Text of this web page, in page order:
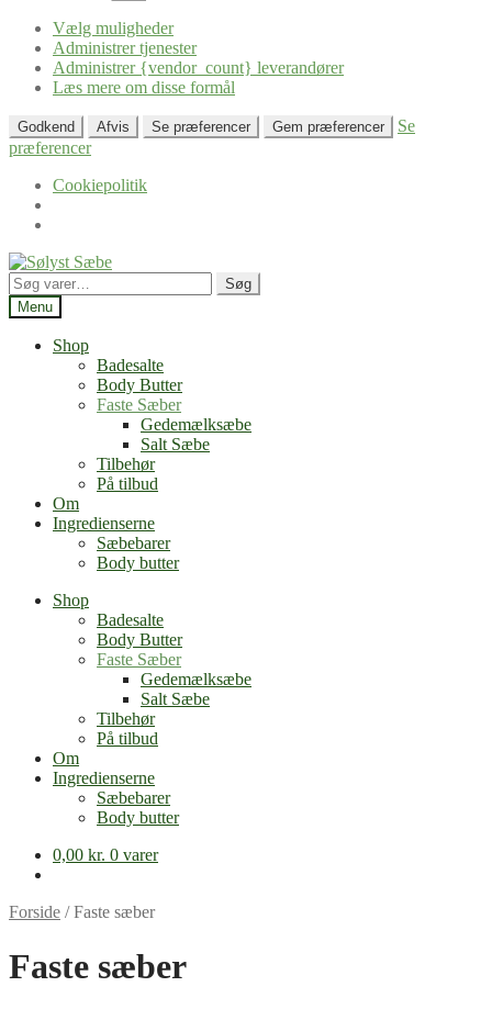
Vælg muligheder
Administrer tjenester
Administrer {vendor_count} leverandører
Læs mere om disse formål
Godkend Afvis Se præferencer Gem præferencer
Se
præferencer
Cookiepolitik
Spring
til
navigation
Spring
til
indhold
Søg
efter:
Søg
Menu
Shop
Badesalte
Body Butter
Faste Sæber
Gedemælksæbe
Salt Sæbe
Tilbehør
På tilbud
Om
Ingredienserne
Sæbebarer
Body butter
Shop
Badesalte
Body Butter
Faste Sæber
Gedemælksæbe
Salt Sæbe
Tilbehør
På tilbud
Om
Ingredienserne
Sæbebarer
Body butter
0,00 kr. 0 varer
Forside /Faste sæber
Faste sæber